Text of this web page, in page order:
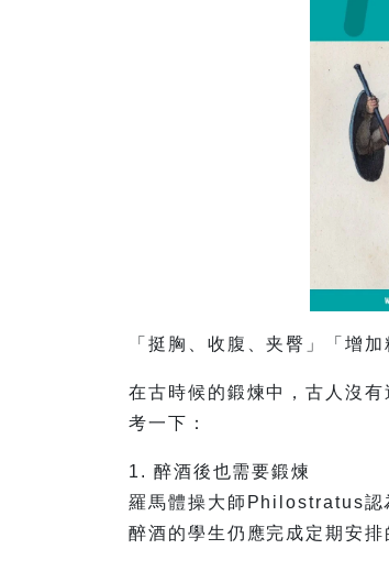
「挺胸、收腹、夹臀」「增
在古時候的鍛煉中，古人沒
考一下：
1. 醉酒後也需要鍛煉
羅馬體操大師Philostratus認
醉酒的學生仍應完成定期安